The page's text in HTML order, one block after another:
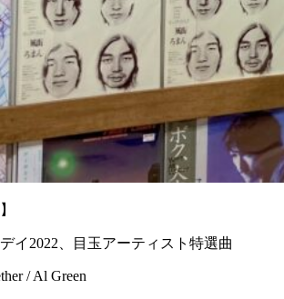
イ2022、目玉アーティスト特選曲
/ Al Green